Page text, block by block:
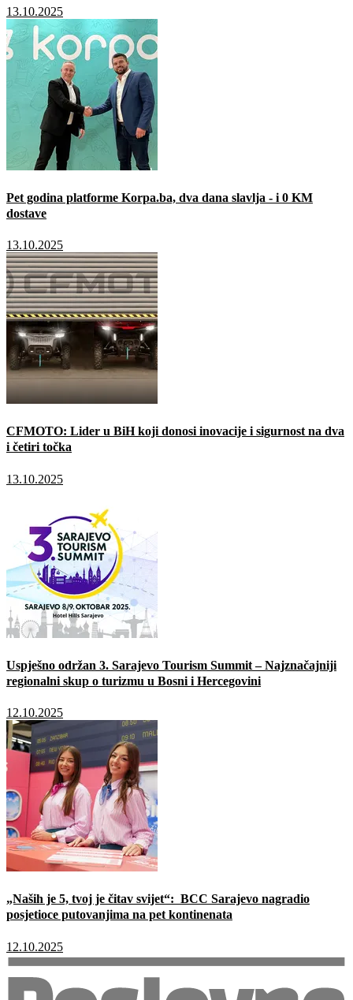
13.10.2025
Pet godina platforme Korpa.ba, dva dana slavlja - i 0 KM
dostave
13.10.2025
CFMOTO: Lider u BiH koji donosi inovacije i sigurnost na dva
i četiri točka
13.10.2025
Uspješno održan 3. Sarajevo Tourism Summit – Najznačajniji
regionalni skup o turizmu u Bosni i Hercegovini
12.10.2025
„Naših je 5, tvoj je čitav svijet“: BCC Sarajevo nagradio
posjetioce putovanjima na pet kontinenata
12.10.2025